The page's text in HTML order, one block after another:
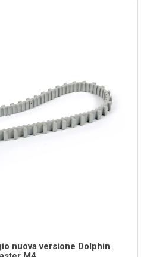
nuova versione Dolphin